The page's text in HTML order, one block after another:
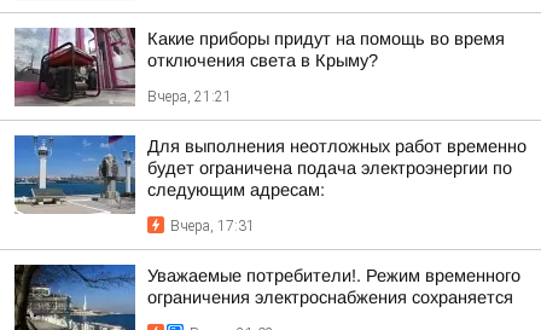
Какие приборы придут на помощь во время
отключения света в Крыму?
Вчера, 21:21
Для выполнения неотложных работ временно
будет ограничена подача электроэнергии по
следующим адресам:
Вчера, 17:31
Уважаемые потребители!. Режим временного
ограничения электроснабжения сохраняется